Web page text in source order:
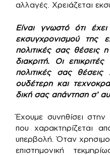
αλλαγές. Χρειάζεται
Είναι γνωστό ότι
εκσυγχρονισμού της
πολιτικές σας θέσεις
διακριτή. Οι
πολιτικές σας θέσεις
ουδέτερη και
δική σας απάντηση σ’
Έχουμε συνηθίσει
που χαρακτηρίζεται
υπερβολή. Όταν
επιστημονική